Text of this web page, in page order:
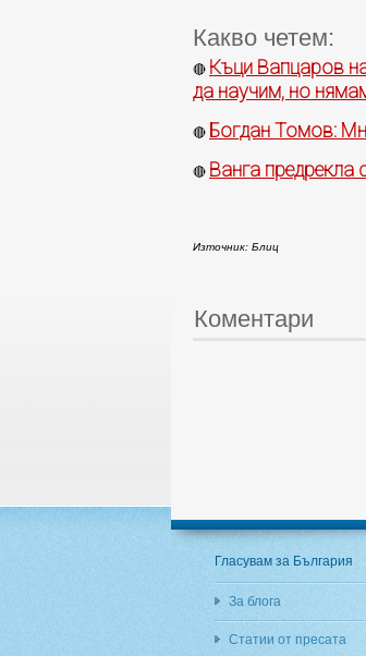
Какво четем:
🔴 Къци Вапцаров
да научим, но
🔴 Богдан Томов:
🔴 Ванга
Източник: Блиц
Коментари
Гласувам за България
За блога
Статии от пресата